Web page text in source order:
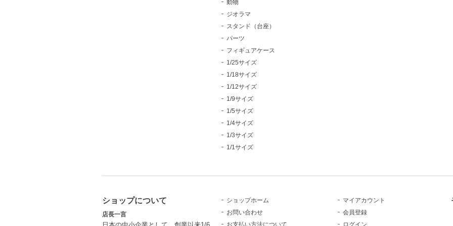
動物
ジオラマ
スタンド（台座）
パーツ
フィギュアケース
1/25サイズ
1/18サイズ
1/12サイズ
1/9サイズ
1/5サイズ
1/4サイズ
1/3サイズ
1/1サイズ
ショップについて
店長一言
ショップホーム
お問い合わせ
お支払い方法について
マイアカウント
会員登録
ログイン